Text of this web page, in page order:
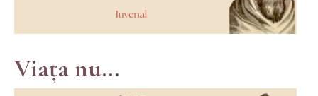
Viața nu...